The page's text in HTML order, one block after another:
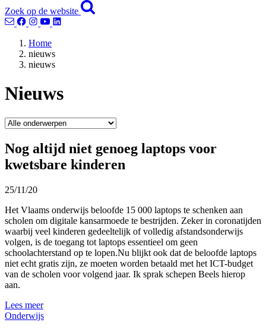
Zoek op de website
Home
nieuws
nieuws
Nieuws
Nog altijd niet genoeg laptops voor
kwetsbare kinderen
25/11/20
Het Vlaams onderwijs beloofde 15 000 laptops te schenken aan
scholen om digitale kansarmoede te bestrijden. Zeker in coronatijden
waarbij veel kinderen gedeeltelijk of volledig afstandsonderwijs
volgen, is de toegang tot laptops essentieel om geen
schoolachterstand op te lopen.Nu blijkt ook dat de beloofde laptops
niet echt gratis zijn, ze moeten worden betaald met het ICT-budget
van de scholen voor volgend jaar. Ik sprak schepen Beels hierop
aan.
Lees meer
Onderwijs